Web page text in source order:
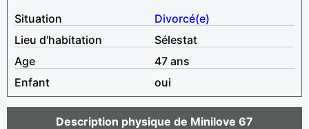
Situation
Divorcé(e)
Lieu d'habitation
Sélestat
Age
47 ans
Enfant
oui
Description physique de Minilove 67